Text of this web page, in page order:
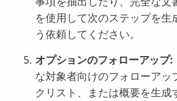
を使用して次のステップを生
う依頼してください。
オプションのフォローアップ:
な対象者向けのフォローアッ
クリスト、または概要を生成